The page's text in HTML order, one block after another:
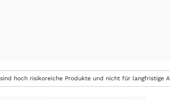
hoch risikoreiche Produkte und nicht für langfristige